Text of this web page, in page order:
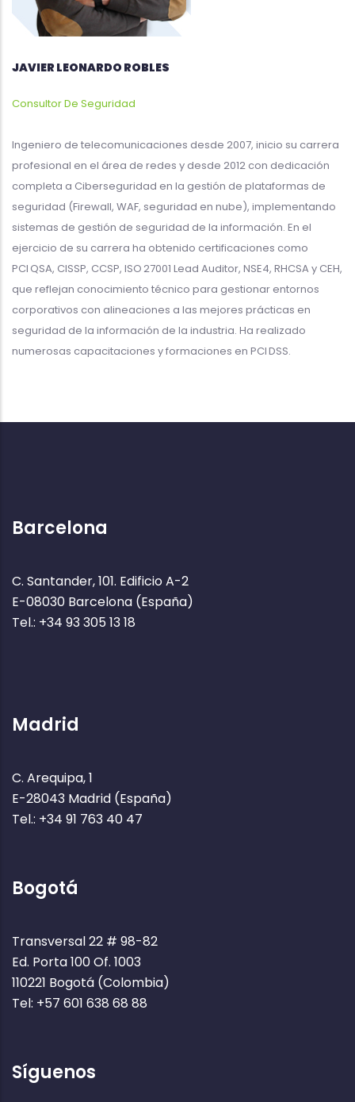
JAVIER LEONARDO ROBLES
Consultor De Seguridad
Ingeniero de telecomunicaciones desde 2007, inicio su carrera
profesional en el área de redes y desde 2012 con dedicación
completa a Ciberseguridad en la gestión de plataformas de
seguridad (Firewall, WAF, seguridad en nube), implementando
sistemas de gestión de seguridad de la información. En el
ejercicio de su carrera ha obtenido certificaciones como
PCI QSA, CISSP, CCSP, ISO 27001 Lead Auditor, NSE4, RHCSA y CEH,
que reflejan conocimiento técnico para gestionar entornos
corporativos con alineaciones a las mejores prácticas en
seguridad de la información de la industria. Ha realizado
numerosas capacitaciones y formaciones en PCI DSS.
Barcelona
C. Santander, 101. Edificio A-2
E-08030 Barcelona (España)
Tel.: +34 93 305 13 18
Madrid
C. Arequipa, 1
E-28043 Madrid (España)
Tel.: +34 91 763 40 47
Bogotá
Transversal 22 # 98-82
Ed. Porta 100 Of. 1003
110221 Bogotá (Colombia)
Tel: +57 601 638 68 88
Síguenos